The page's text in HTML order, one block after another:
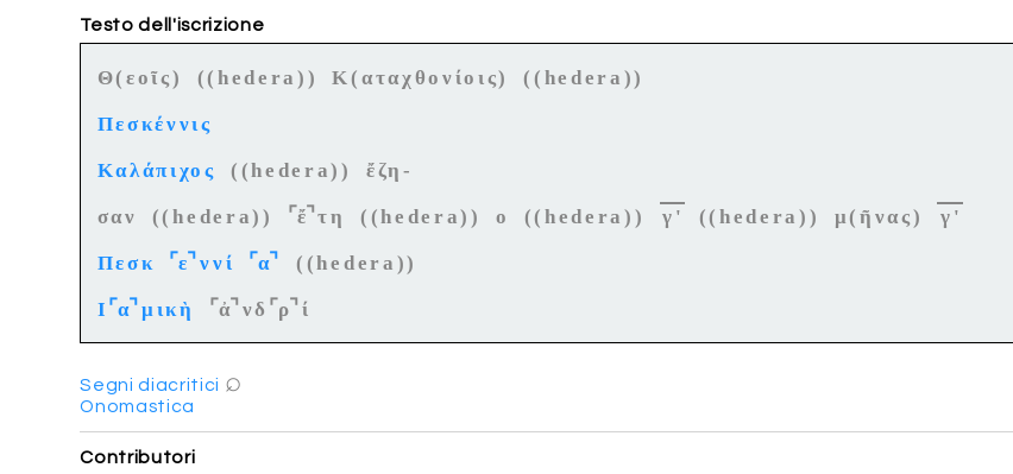
Testo dell'iscrizione
Θ(εοῖς) ((hedera)) Κ(αταχθονίοις) ((hedera))
Πεσκέννις
Καλάπιχος
((hedera)) ἔζη-
σαν ((hedera)) ⌜ἔ⌝τη ((hedera)) ο ((hedera)) γ' ((hedera)) μ(ῆνας)
γ'
Πεσκ ⌜ε⌝ννί ⌜α⌝
((hedera))
Ι ⌜α⌝μικὴ ⌜ἀ⌝νδ ⌜ρ⌝ί
Segni diacritici ⌕
Onomastica
Contributori